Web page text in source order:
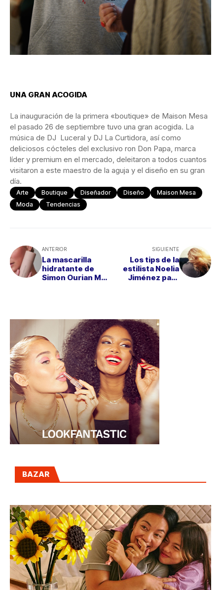
UNA GRAN ACOGIDA
La inauguración de la primera «boutique» de Maison Mesa
el pasado 26 de septiembre tuvo una gran acogida. La
música de DJ Luceral y DJ La Curtidora, así como
deliciosos cócteles del exclusivo ron Don Papa, marca
líder y premium en el mercado, deleitaron a todos cuantos
visitaron a este maestro de la aguja y el diseño en su gran
día.
Arte Boutique Diseñador Diseño
Maison Mesa
Moda
Tendencias
ANTERIOR
La mascarilla
hidratante de
Simon Ourian MD
SIGUIENTE
Los tips de la
estilista Noelia
Jiménez para
BAZAR